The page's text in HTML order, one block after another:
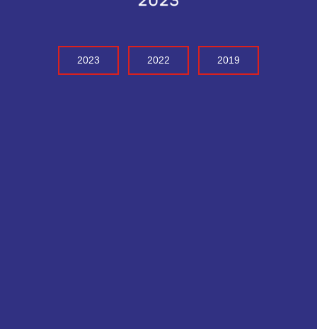
2023 2022 2019